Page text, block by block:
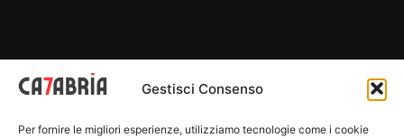
Gestisci Consenso
Per fornire le migliori esperienze, utilizziamo tecnologie come i cookie